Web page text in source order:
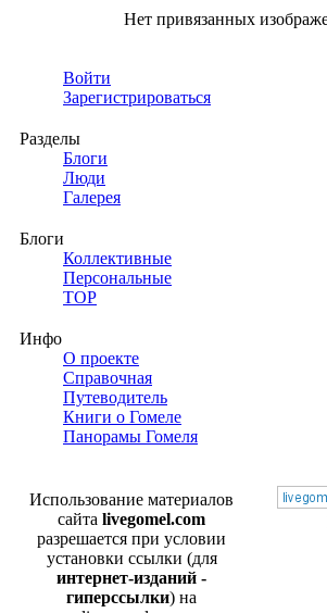
Нет привязанных
Войти
Зарегистрироваться
Разделы
Блоги
Люди
Галерея
Блоги
Коллективные
Персональные
TOP
Инфо
О проекте
Справочная
Путеводитель
Книги о Гомеле
Панорамы Гомеля
Использование материалов
сайта livegomel.com
разрешается при условии
установки ссылки (для
интернет-изданий -
гиперссылки) на